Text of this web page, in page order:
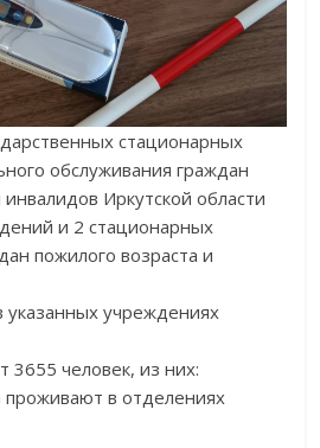
стационарных
обслуживания граждан
Иркутской области
и 2 стационарных
пожилого возраста и
указанных учреждениях
3655 человек, из них:
проживают в отделениях